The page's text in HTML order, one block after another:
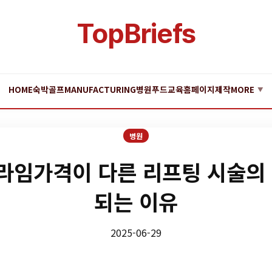
TopBriefs
HOME숙박골프MANUFACTURING병원푸드교육홈페이지제작MORE ▼
병원
임가격이 다른 리프팅 시술
되는 이유
2025-06-29